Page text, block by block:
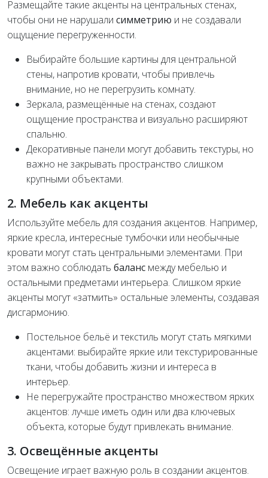
Размещайте такие акценты на центральных стенах,
чтобы они не нарушали симметрию и не создавали
ощущение перегруженности.
Выбирайте большие картины для центральной
стены, напротив кровати, чтобы привлечь
внимание, но не перегрузить комнату.
Зеркала, размещённые на стенах, создают
ощущение пространства и визуально расширяют
спальню.
Декоративные панели могут добавить текстуры, но
важно не закрывать пространство слишком
крупными объектами.
2. Мебель как акценты
Используйте мебель для создания акцентов. Например,
яркие кресла, интересные тумбочки или необычные
кровати могут стать центральными элементами. При
этом важно соблюдать баланс между мебелью и
остальными предметами интерьера. Слишком яркие
акценты могут «затмить» остальные элементы, создавая
дисгармонию.
Постельное бельё и текстиль могут стать мягкими
акцентами: выбирайте яркие или текстурированные
ткани, чтобы добавить жизни и интереса в
интерьер.
Не перегружайте пространство множеством ярких
акцентов: лучше иметь один или два ключевых
объекта, которые будут привлекать внимание.
3. Освещённые акценты
Освещение играет важную роль в создании акцентов.